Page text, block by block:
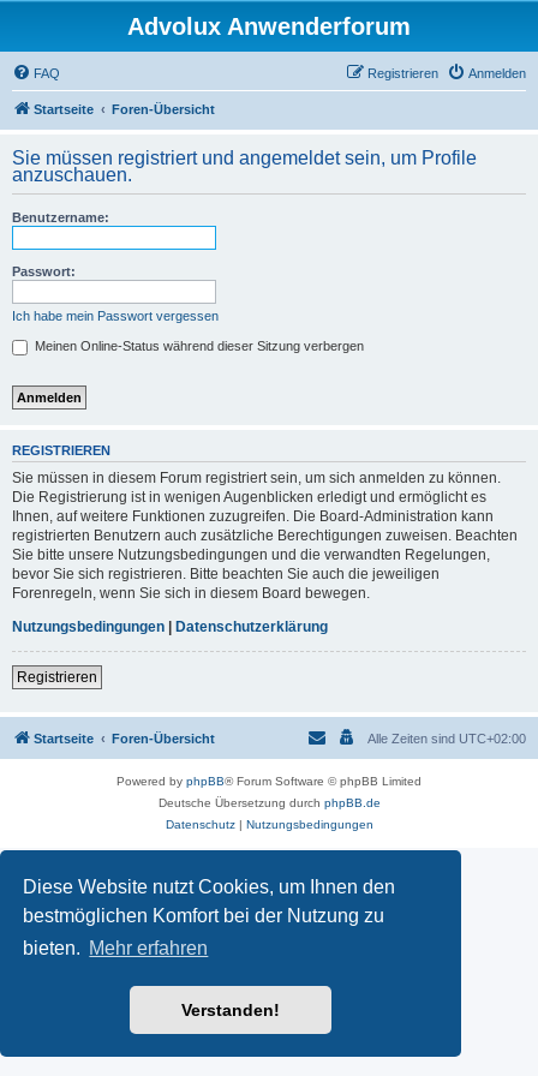
Diese Website nutzt Cookies, um Ihnen den
bestmöglichen Komfort bei der Nutzung zu
bieten. Mehr erfahren
Verstanden!
Advolux Anwenderforum
FAQ Anmelden
Registrieren
Startseite Foren-Übersicht
Sie müssen registriert und angemeldet sein, um Profile
anzuschauen.
Benutzername:
Passwort:
Ich habe mein Passwort vergessen
Meinen Online-Status während dieser Sitzung verbergen
REGISTRIEREN
Sie müssen in diesem Forum registriert sein, um sich anmelden zu können.
Die Registrierung ist in wenigen Augenblicken erledigt und ermöglicht es
Ihnen, auf weitere Funktionen zuzugreifen. Die Board-Administration kann
registrierten Benutzern auch zusätzliche Berechtigungen zuweisen. Beachten
Sie bitte unsere Nutzungsbedingungen und die verwandten Regelungen,
bevor Sie sich registrieren. Bitte beachten Sie auch die jeweiligen
Forenregeln, wenn Sie sich in diesem Board bewegen.
Nutzungsbedingungen
Datenschutzerklärung
Registrieren
Startseite Foren-Übersicht Alle Zeiten sind UTC+02:00
Powered by phpBB® Forum Software © phpBB Limited
Deutsche Übersetzung durch phpBB.de
Datenschutz| Nutzungsbedingungen